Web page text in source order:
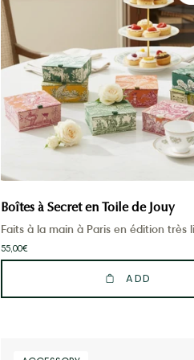
en
Toile
de
Jouy
Boîtes à Secret en Toile de Jouy
Faits à la main à Paris en édition très
55,00€
ADD